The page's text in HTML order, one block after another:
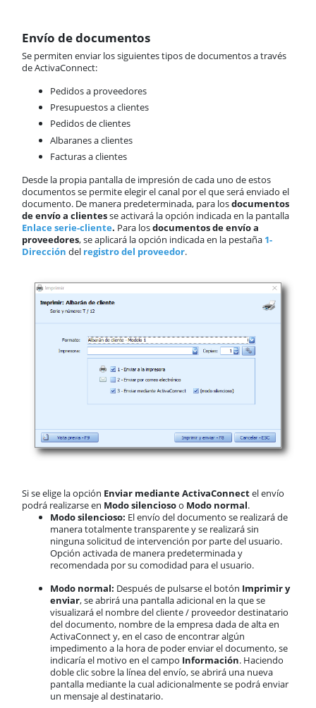
Envío de documentos
Se permiten enviar los siguientes tipos de documentos a través
de ActivaConnect:
Pedidos a proveedores
Presupuestos a clientes
Pedidos de clientes
Albaranes a clientes
Facturas a clientes
Desde la propia pantalla de impresión de cada uno de estos
documentos se permite elegir el canal por el que será enviado el
documento. De manera predeterminada, para losdocumentos
de envío a clientesse activará la opción indicada en la pantalla
Enlace serie-cliente. Para losdocumentos de envío a
proveedores, se aplicará la opción indicada en la pestaña 1-
Dirección del registro del proveedor.
Si se elige la opción Enviar mediante ActivaConnectel envío
podrá realizarse en Modo silenciosoo Modo normal.
Modo silencioso: El envío del documento se realizará de
manera totalmente transparente y se realizará sin
ninguna solicitud de intervención por parte del usuario.
Opción activada de manera predeterminada y
recomendada por su comodidad para el usuario.
Modo normal: Después de pulsarse el botón Imprimir y
enviar, se abrirá una pantalla adicional en la que se
visualizará el nombre del cliente / proveedor destinatario
del documento, nombre de la empresa dada de alta en
ActivaConnect y, en el caso de encontrar algún
impedimento a la hora de poder enviar el documento, se
indicaría el motivo en el campo Información. Haciendo
doble clic sobre la línea del envío, se abrirá una nueva
pantalla mediante la cual adicionalmente se podrá enviar
un mensaje al destinatario.